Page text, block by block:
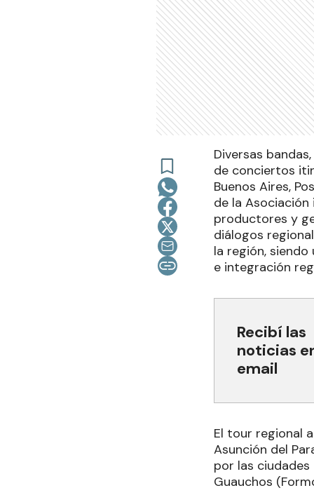
Diversas
de conciertos
Buenos Aires,
de la
productores y
diálogos
la región,
e integración
Recibí las
noticias
email
El tour regional
Asunción del
por las ciudades
Guauchos